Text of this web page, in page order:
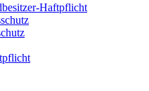
Haftpflicht